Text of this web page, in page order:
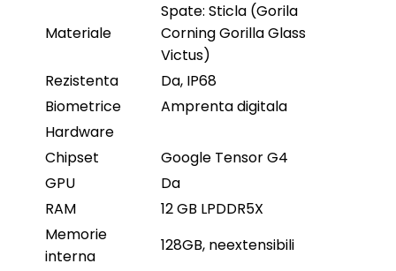
Materiale
Spate: Sticla (Gorila
Corning Gorilla Glass
Victus)
Rezistenta
Da, IP68
Biometrice
Amprenta digitala
Hardware
Chipset
Google Tensor G4
GPU
Da
RAM
12 GB LPDDR5X
Memorie
interna
128GB, neextensibili